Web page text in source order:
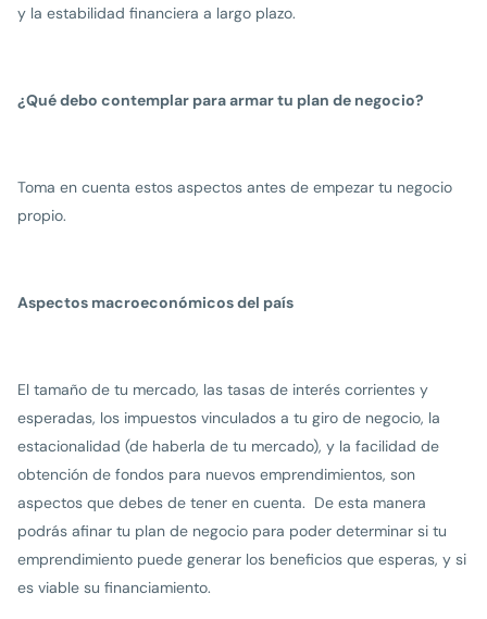
y la estabilidad financiera a largo plazo.
¿Qué debo contemplar para armar tu plan de negocio?
Toma en cuenta estos aspectos antes de empezar tu negocio
propio.
Aspectos macroeconómicos del país
El tamaño de tu mercado, las tasas de interés corrientes y
esperadas, los impuestos vinculados a tu giro de negocio, la
estacionalidad (de haberla de tu mercado), y la facilidad de
obtención de fondos para nuevos emprendimientos, son
aspectos que debes de tener en cuenta. De esta manera
podrás afinar tu plan de negocio para poder determinar si tu
emprendimiento puede generar los beneficios que esperas, y si
es viable su financiamiento.